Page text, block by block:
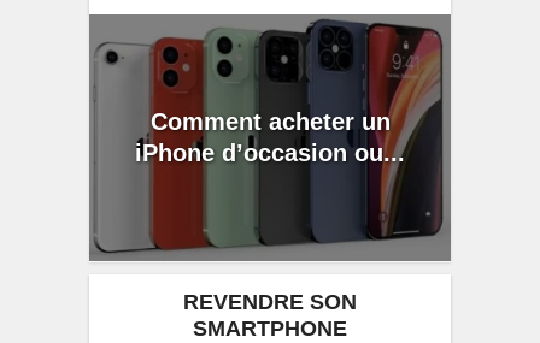
Comment acheter un
iPhone d’occasion ou...
REVENDRE SON
SMARTPHONE